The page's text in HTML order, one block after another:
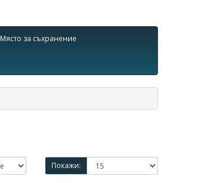
Място за съхранение
Покажи: